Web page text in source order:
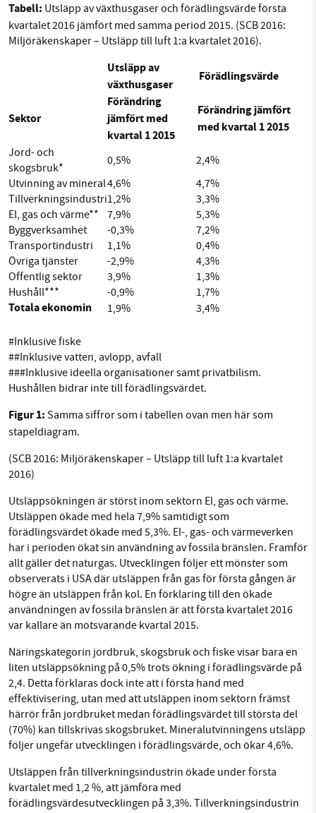
Tabell: Utsläpp av växthusgaser och förädlingsvärde första
kvartalet 2016 jämfört med samma period 2015. (SCB 2016:
Miljöräkenskaper – Utsläpp till luft 1:a kvartalet 2016).
Utsläpp av
växthusgaser
Förädlingsvärde
Sektor
Förändring
jämfört med
kvartal 1 2015
Förändring jämfört
med kvartal 1 2015
Jord- och
skogsbruk*
0,5%
2,4%
Utvinning av mineral4,6%
4,7%
Tillverkningsindustri1,2%
3,3%
El, gas och värme**
7,9%
5,3%
Byggverksamhet
-0,3%
7,2%
Transportindustri
1,1%
0,4%
Övriga tjänster
-2,9%
4,3%
Offentlig sektor
3,9%
1,3%
Hushåll***
-0,9% 1,7%
Totala ekonomin 1,9% 3,4%
#Inklusive fiske
##Inklusive vatten, avlopp, avfall
###Inklusive ideella organisationer samt privatbilism.
Hushållen bidrar inte till förädlingsvärdet.
Figur 1: Samma siffror som i tabellen ovan men här som
stapeldiagram.
(SCB 2016: Miljöräkenskaper – Utsläpp till luft 1:a kvartalet
2016)
Utsläppsökningen är störst inom sektorn El, gas och värme.
Utsläppen ökade med hela 7,9% samtidigt som
förädlingsvärdet ökade med 5,3%. El-, gas- och värmeverken
har i perioden ökat sin användning av fossila bränslen. Framför
allt gäller det naturgas. Utvecklingen följer ett mönster som
observerats i USA där utsläppen från gas för första gången är
högre än utsläppen från kol. En förklaring till den ökade
användningen av fossila bränslen är att första kvartalet 2016
var kallare än motsvarande kvartal 2015.
Näringskategorin jordbruk, skogsbruk och fiske visar bara en
liten utsläppsökning på 0,5% trots ökning i förädlingsvärde på
2,4. Detta förklaras dock inte att i första hand med
effektivisering, utan med att utsläppen inom sektorn främst
härrör från jordbruket medan förädlingsvärdet till största del
(70%) kan tillskrivas skogsbruket. Mineralutvinningens utsläpp
följer ungefär utvecklingen i förädlingsvärde, och ökar 4,6%.
Utsläppen från tillverkningsindustrin ökade under första
kvartalet med 1,2 %, att jämföra med
förädlingsvärdesutvecklingen på 3,3%. Tillverkningsindustrin